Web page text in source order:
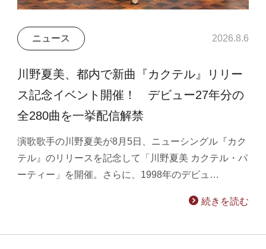
ニュース 2026.8.6
川野夏美、都内で新曲『カクテル』リリー
ス記念イベント開催！ デビュー27年分の
全280曲を一挙配信解禁
演歌歌手の川野夏美が8月5日、ニューシングル『カク
テル』のリリースを記念して「川野夏美 カクテル・パ
ーティー」を開催。さらに、1998年のデビュ…
続きを読む